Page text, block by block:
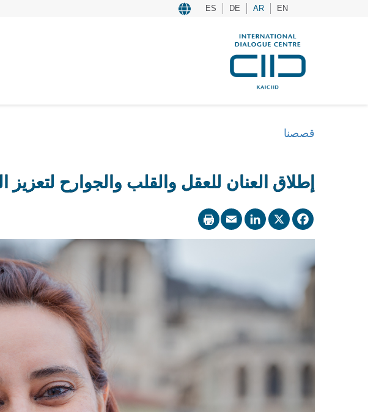
EN
AR
DE
ES
قصصنا
إطلاق العنان للعقل والقلب والجوارح لتعزيز
Facebook
X
LinkedIn
Email